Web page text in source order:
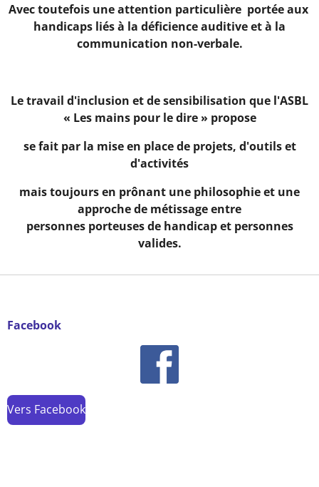
Avec toutefois une attention particulière portée aux
handicaps liés à la déficience auditive et à la
communication non-verbale.
Le travail d'inclusion et de sensibilisation que l'ASBL
« Les mains pour le dire » propose
se fait par la mise en place de projets, d'outils et
d'activités
mais toujours en prônant une philosophie et une
approche de métissage entre
personnes porteuses de handicap et personnes
valides.
Facebook
Vers Facebook